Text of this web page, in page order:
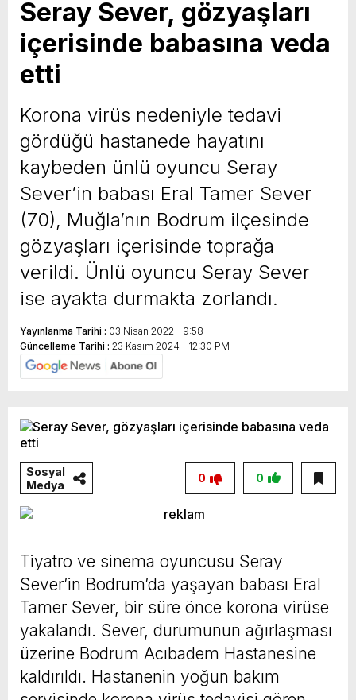
Seray Sever, gözyaşları
içerisinde babasına veda
etti
Korona virüs nedeniyle tedavi
gördüğü hastanede hayatını
kaybeden ünlü oyuncu Seray
Sever’in babası Eral Tamer Sever
(70), Muğla’nın Bodrum ilçesinde
gözyaşları içerisinde toprağa
verildi. Ünlü oyuncu Seray Sever
ise ayakta durmakta zorlandı.
Yayınlanma Tarihi : 03 Nisan 2022 - 9:58
Güncelleme Tarihi : 23 Kasım 2024 - 12:30 PM
Sosyal
Medya
0
0
Tiyatro ve sinema oyuncusu Seray
Sever’in Bodrum’da yaşayan babası Eral
Tamer Sever, bir süre önce korona virüse
yakalandı. Sever, durumunun ağırlaşması
üzerine Bodrum Acıbadem Hastanesine
kaldırıldı. Hastanenin yoğun bakım